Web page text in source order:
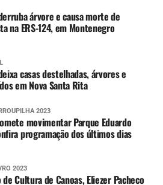
árvore e causa morte de
na ERS-124, em Montenegro
casas destelhadas, árvores e
em Nova Santa Rita
2023
movimentar Parque Eduardo
programação dos últimos dias
2023
Cultura de Canoas, Eliezer Pacheco